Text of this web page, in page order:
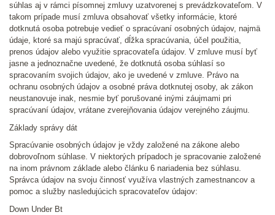
súhlas aj v rámci písomnej zmluvy uzatvorenej s prevádzkovateľom. V
takom prípade musí zmluva obsahovať všetky informácie, ktoré
dotknutá osoba potrebuje vedieť o spracúvaní osobných údajov, najmä
údaje, ktoré sa majú spracúvať, dĺžka spracúvania, účel použitia,
prenos údajov alebo využitie spracovateľa údajov. V zmluve musí byť
jasne a jednoznačne uvedené, že dotknutá osoba súhlasí so
spracovaním svojich údajov, ako je uvedené v zmluve. Právo na
ochranu osobných údajov a osobné práva dotknutej osoby, ak zákon
neustanovuje inak, nesmie byť porušované inými záujmami pri
spracúvaní údajov, vrátane zverejňovania údajov verejného záujmu.
Základy správy dát
Spracúvanie osobných údajov je vždy založené na zákone alebo
dobrovoľnom súhlase. V niektorých prípadoch je spracovanie založené
na inom právnom základe alebo článku 6 nariadenia bez súhlasu.
Správca údajov na svoju činnosť využíva vlastných zamestnancov a
pomoc a služby nasledujúcich spracovateľov údajov:
Down Under Bt